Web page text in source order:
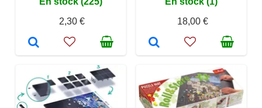
2,30 €
18,00 €